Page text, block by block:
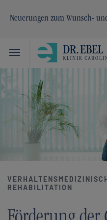
Neuerungen zum Wunsch-
Skip to main navigation
Zum Hauptinhalt springen
Skip to page footer
REHABILITATION